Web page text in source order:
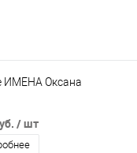
ИМЕНА Оксана
/ шт